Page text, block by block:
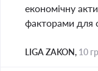
економічну
факторами для
LIGA ZAKON, 10